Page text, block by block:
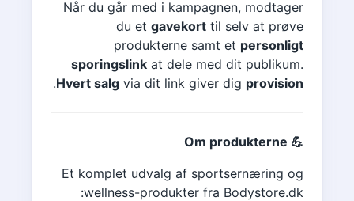
Når du går med i kampagnen, modtager
du et gavekort til selv at prøve
produkterne samt et personligt
sporingslink at dele med dit publikum.
Hvert salg via dit link giver dig provision
.
💪 Om produkterne
Et komplet udvalg af sportsernæring og
wellness-produkter fra Bodystore.dk: